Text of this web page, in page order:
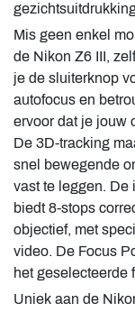
Mis geen enkel
de Nikon Z6 III,
je de sluiterknop
autofocus en
ervoor dat je jouw
De 3D-tracking
snel bewegende
vast te leggen.
biedt 8-stops
objectief, met
video. De Focus
het geselecteerde
Uniek aan de